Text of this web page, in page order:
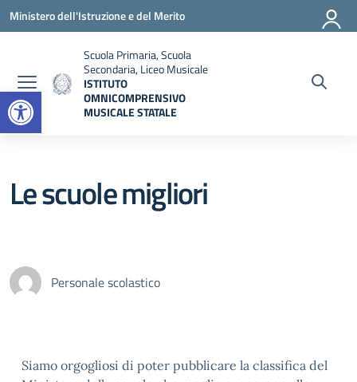
Open toolbar
Vai ai contenuti
Vai al menu di navigazione
Vai al footer
Ministero dell'Istruzione e del Merito
Scuola Primaria, Scuola
Secondaria, Liceo Musicale
ISTITUTO
OMNICOMPRENSIVO
MUSICALE STATALE
Le scuole migliori
Personale scolastico
Siamo orgogliosi di poter pubblicare la classifica del